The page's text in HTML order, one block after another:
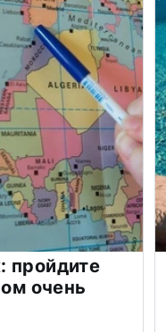
пройдите
очень